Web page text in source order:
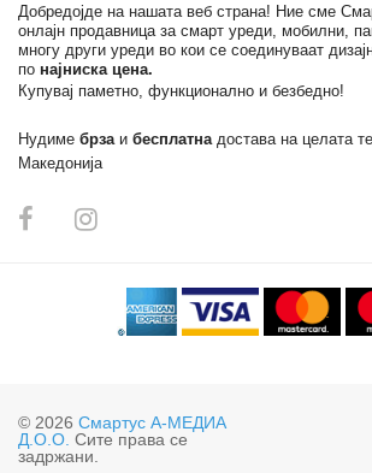
Добредојде на нашата веб страна! Ние сме
онлајн продавница за смарт уреди, мобилни,
многу други уреди во кои се соединуваат
по најниска цена.
Купувај паметно, функционално и безбедно!
Нудиме брза и бесплатна достава на целата
Македонија
© 2026 Смартус А-МЕДИА
Д.О.О. Сите права се
задржани.